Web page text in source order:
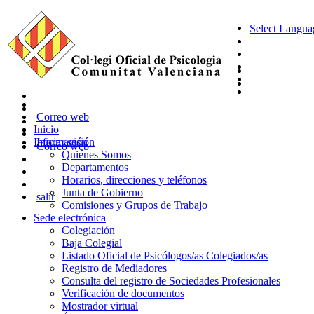
Select
Correo web
Iniciar sesión
Correo web
salir
Inicio
Información
Quiénes Somos
Departamentos
Horarios, direcciones y teléfonos
Junta de Gobierno
Comisiones y Grupos de Trabajo
Sede electrónica
Colegiación
Baja Colegial
Listado Oficial de Psicólogos/as Colegiados/as
Registro de Mediadores
Consulta del registro de Sociedades Profesionales
Verificación de documentos
Mostrador virtual